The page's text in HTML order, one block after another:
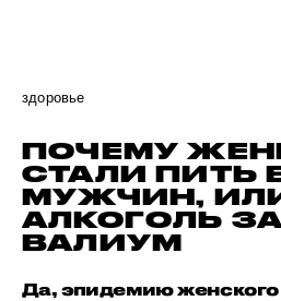
здоровье
ПОЧЕМУ
СТАЛИ ПИТЬ
МУЖЧИН,
АЛКОГОЛЬ
ВАЛИУМ
Да, эпидемию женского